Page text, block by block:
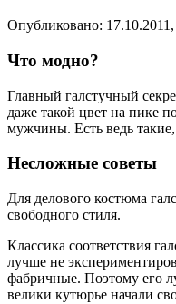
Опубликовано:
Что модно?
Главный галстучный
даже такой цвет на пике
мужчины. Есть ведь
Несложные советы
Для делового костюма
свободного стиля.
Классика соответствия
лучше не
фабричные. Поэтому его
велики кутюрье начали